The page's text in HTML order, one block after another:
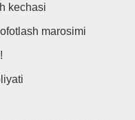
kechasi
marosimi